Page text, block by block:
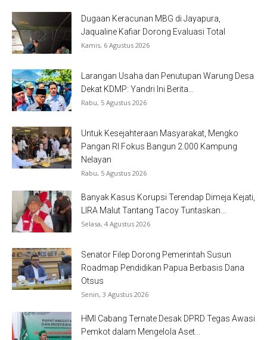
Dugaan Keracunan MBG di Jayapura,
Jaqualine Kafiar Dorong Evaluasi Total
Kamis, 6 Agustus 2026
Larangan Usaha dan Penutupan Warung Desa
Dekat KDMP: Yandri Ini Berita...
Rabu, 5 Agustus 2026
Untuk Kesejahteraan Masyarakat, Mengko
Pangan RI Fokus Bangun 2.000 Kampung
Nelayan
Rabu, 5 Agustus 2026
Banyak Kasus Korupsi Terendap Dimeja Kejati,
LIRA Malut Tantang Tacoy Tuntaskan...
Selasa, 4 Agustus 2026
Senator Filep Dorong Pemerintah Susun
Roadmap Pendidikan Papua Berbasis Dana
Otsus
Senin, 3 Agustus 2026
HMI Cabang Ternate Desak DPRD Tegas Awasi
Pemkot dalam Mengelola Aset...